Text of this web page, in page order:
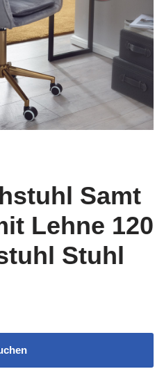
Samt
Lehne 120
Stuhl